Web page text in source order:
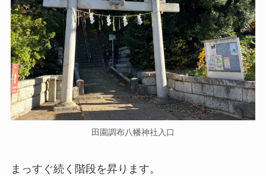
田園調布八幡神社入口
まっすぐ続く階段を昇ります。